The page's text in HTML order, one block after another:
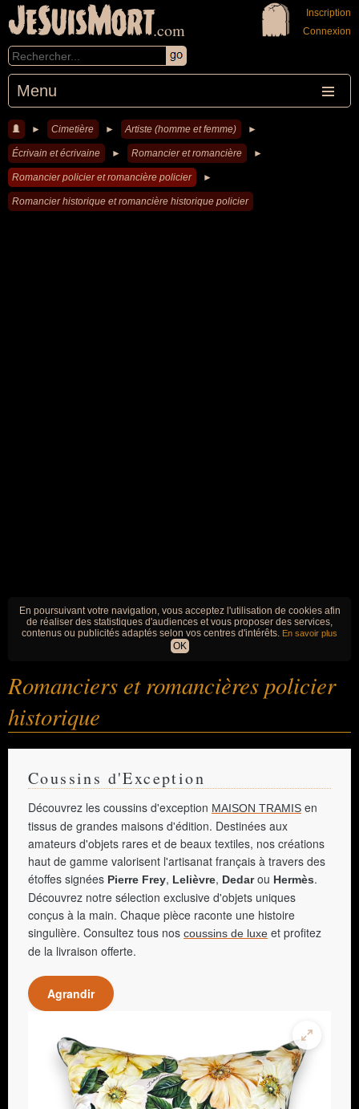
JeSuisMort.com
Menu
Inscription
Connexion
► Cimetière ► Artiste (homme et femme) ►
Écrivain et écrivaine ► Romancier et romancière ►
Romancier policier et romancière policier ►
Romancier historique et romancière historique policier
En poursuivant votre navigation, vous acceptez l'utilisation de cookies afin
de réaliser des statistiques d'audiences et vous proposer des services,
contenus ou publicités adaptés selon vos centres d'intérêts. En savoir plus
OK
Romanciers et romancières policier
historique
Coussins d'Exception
Découvrez les coussins d'exception MAISON TRAMIS en
tissus de grandes maisons d'édition. Destinées aux
amateurs d'objets rares et de beaux textiles, nos créations
haut de gamme valorisent l'artisanat français à travers des
étoffes signées Pierre Frey, Lelièvre, Dedarou Hermès.
Découvrez notre sélection exclusive d'objets uniques
conçus à la main. Chaque pièce raconte une histoire
singulière. Consultez tous nos coussins de luxe et profitez
de la livraison offerte.
Agrandir